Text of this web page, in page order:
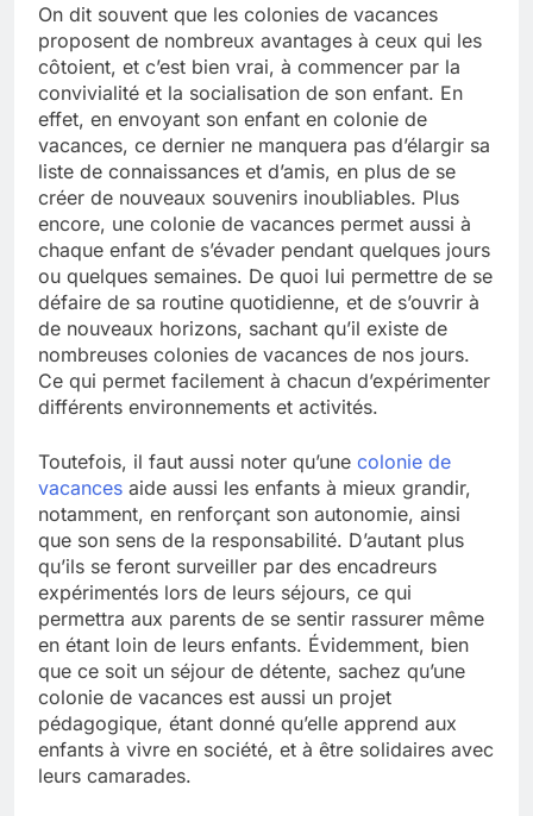
On dit souvent que les colonies de vacances
proposent de nombreux avantages à ceux qui les
côtoient, et c’est bien vrai, à commencer par la
convivialité et la socialisation de son enfant. En
effet, en envoyant son enfant en colonie de
vacances, ce dernier ne manquera pas d’élargir sa
liste de connaissances et d’amis, en plus de se
créer de nouveaux souvenirs inoubliables. Plus
encore, une colonie de vacances permet aussi à
chaque enfant de s’évader pendant quelques jours
ou quelques semaines. De quoi lui permettre de se
défaire de sa routine quotidienne, et de s’ouvrir à
de nouveaux horizons, sachant qu’il existe de
nombreuses colonies de vacances de nos jours.
Ce qui permet facilement à chacun d’expérimenter
différents environnements et activités.
Toutefois, il faut aussi noter qu’une colonie de
vacances aide aussi les enfants à mieux grandir,
notamment, en renforçant son autonomie, ainsi
que son sens de la responsabilité. D’autant plus
qu’ils se feront surveiller par des encadreurs
expérimentés lors de leurs séjours, ce qui
permettra aux parents de se sentir rassurer même
en étant loin de leurs enfants. Évidemment, bien
que ce soit un séjour de détente, sachez qu’une
colonie de vacances est aussi un projet
pédagogique, étant donné qu’elle apprend aux
enfants à vivre en société, et à être solidaires avec
leurs camarades.